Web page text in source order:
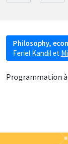
Philosophy,
Feriel Kandilet
Programmation